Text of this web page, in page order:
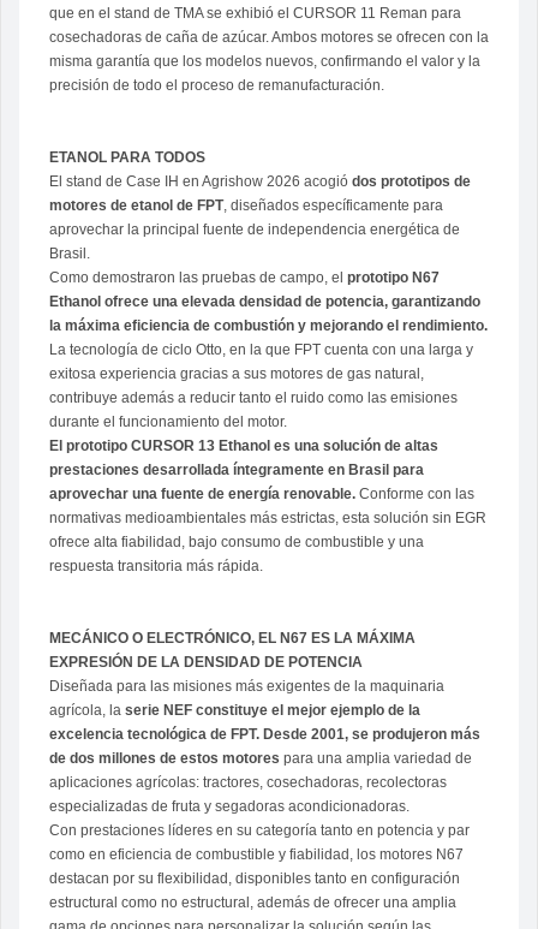
que en el stand de TMA se exhibió el CURSOR 11 Reman para
cosechadoras de caña de azúcar. Ambos motores se ofrecen con la
misma garantía que los modelos nuevos, confirmando el valor y la
precisión de todo el proceso de remanufacturación.
ETANOL PARA TODOS
El stand de Case IH en Agrishow 2026 acogió dos prototipos de
motores de etanol de FPT, diseñados específicamente para
aprovechar la principal fuente de independencia energética de
Brasil.
Como demostraron las pruebas de campo, el prototipo N67
Ethanol ofrece una elevada densidad de potencia, garantizando
la máxima eficiencia de combustión y mejorando el rendimiento.
La tecnología de ciclo Otto, en la que FPT cuenta con una larga y
exitosa experiencia gracias a sus motores de gas natural,
contribuye además a reducir tanto el ruido como las emisiones
durante el funcionamiento del motor.
El prototipo CURSOR 13 Ethanol es una solución de altas
prestaciones desarrollada íntegramente en Brasil para
aprovechar una fuente de energía renovable. Conforme con las
normativas medioambientales más estrictas, esta solución sin EGR
ofrece alta fiabilidad, bajo consumo de combustible y una
respuesta transitoria más rápida.
MECÁNICO O ELECTRÓNICO, EL N67 ES LA MÁXIMA
EXPRESIÓN DE LA DENSIDAD DE POTENCIA
Diseñada para las misiones más exigentes de la maquinaria
agrícola, la serie NEF constituye el mejor ejemplo de la
excelencia tecnológica de FPT. Desde 2001, se produjeron más
de dos millones de estos motores para una amplia variedad de
aplicaciones agrícolas: tractores, cosechadoras, recolectoras
especializadas de fruta y segadoras acondicionadoras.
Con prestaciones líderes en su categoría tanto en potencia y par
como en eficiencia de combustible y fiabilidad, los motores N67
destacan por su flexibilidad, disponibles tanto en configuración
estructural como no estructural, además de ofrecer una amplia